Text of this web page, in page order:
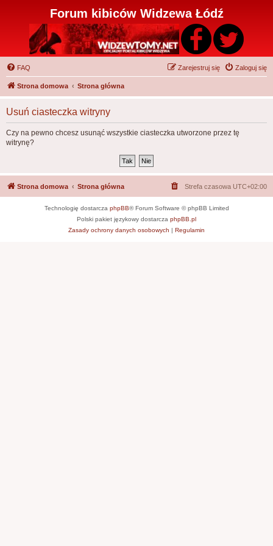
Forum kibiców Widzewa Łódź
FAQ Zaloguj się
Zarejestruj się
Strona domowa Strona główna
Usuń ciasteczka witryny
Czy na pewno chcesz usunąć wszystkie ciasteczka utworzone przez tę
witrynę?
Strona domowa Strona główna Strefa czasowa UTC+02:00
Technologię dostarcza phpBB® Forum Software © phpBB Limited
Polski pakiet językowy dostarcza phpBB.pl
Zasady ochrony danych osobowych | Regulamin